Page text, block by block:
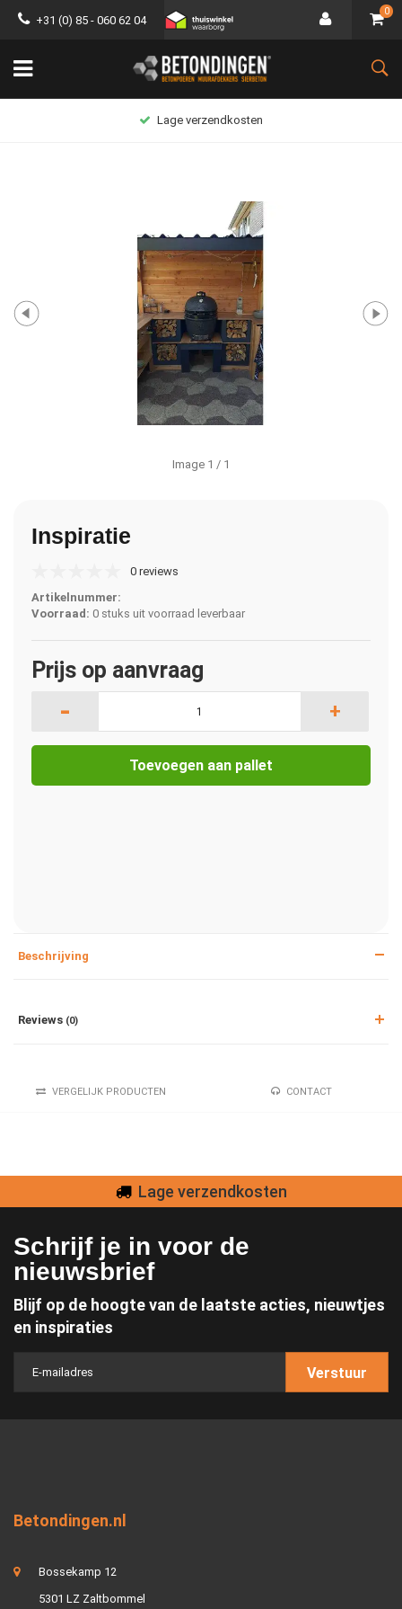
+31 (0) 85 - 060 62 04
0
Lage verzendkosten
Image 1 / 1
Inspiratie
0 reviews
Artikelnummer:
Voorraad: 0 stuks uit voorraad leverbaar
Prijs op aanvraag
- +
Toevoegen aan pallet
Beschrijving
Reviews (0)
VERGELIJK PRODUCTEN CONTACT
Lage verzendkosten
Schrijf je in voor de
nieuwsbrief
Blijf op de hoogte van de laatste acties, nieuwtjes
en inspiraties
Verstuur
Betondingen.nl
Bossekamp 12
5301 LZ Zaltbommel